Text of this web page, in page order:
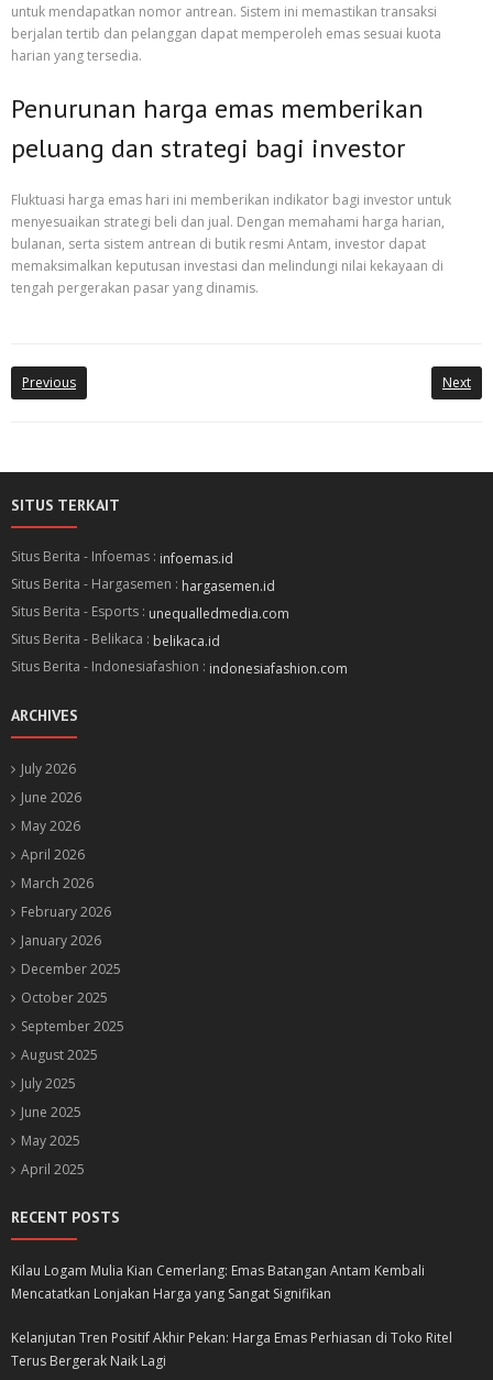
untuk mendapatkan nomor antrean. Sistem ini memastikan transaksi
berjalan tertib dan pelanggan dapat memperoleh emas sesuai kuota
harian yang tersedia.
Penurunan harga emas memberikan
peluang dan strategi bagi investor
Fluktuasi harga emas hari ini memberikan indikator bagi investor untuk
menyesuaikan strategi beli dan jual. Dengan memahami harga harian,
bulanan, serta sistem antrean di butik resmi Antam, investor dapat
memaksimalkan keputusan investasi dan melindungi nilai kekayaan di
tengah pergerakan pasar yang dinamis.
Previous Next
SITUS TERKAIT
Situs Berita - Infoemas : infoemas.id
Situs Berita - Hargasemen : hargasemen.id
Situs Berita - Esports : unequalledmedia.com
Situs Berita - Belikaca : belikaca.id
Situs Berita - Indonesiafashion : indonesiafashion.com
ARCHIVES
July 2026
June 2026
May 2026
April 2026
March 2026
February 2026
January 2026
December 2025
October 2025
September 2025
August 2025
July 2025
June 2025
May 2025
April 2025
RECENT POSTS
Kilau Logam Mulia Kian Cemerlang: Emas Batangan Antam Kembali
Mencatatkan Lonjakan Harga yang Sangat Signifikan
Kelanjutan Tren Positif Akhir Pekan: Harga Emas Perhiasan di Toko Ritel
Terus Bergerak Naik Lagi